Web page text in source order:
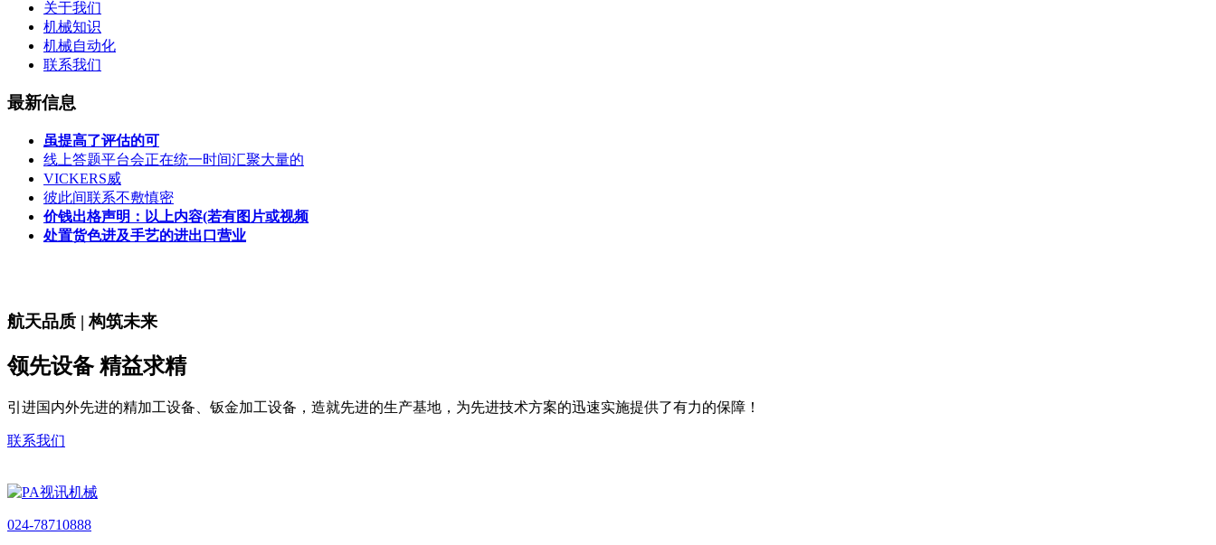
关于我们
机械知识
机械自动化
联系我们
最新信息
虽提高了评估的可
线上答题平台会正在统一时间汇聚大量的
VICKERS威
彼此间联系不敷慎密
价钱出格声明：以上内容(若有图片或视频
处置货色进及手艺的进出口营业
航天品质 | 构筑未来
领先设备 精益求精
引进国内外先进的精加工设备、钣金加工设备，造就先进的生产基地，为先进技术方案的迅速实施提供了有力的保障！
联系我们
024-78710888